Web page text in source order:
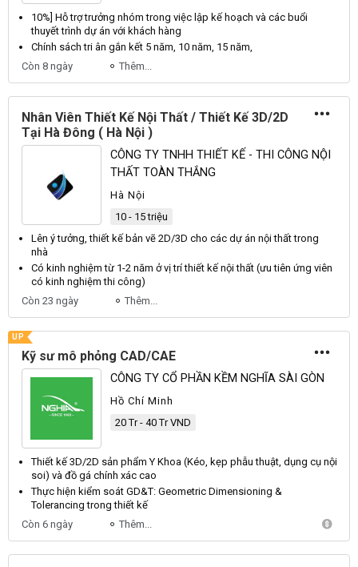
10%] Hỗ trợ trưởng nhóm trong việc lập kế hoạch và các buổi
thuyết trình dự án với khách hàng
Chính sách tri ân gắn kết 5 năm, 10 năm, 15 năm,
Còn 8 ngày
Thêm...
Nhân Viên Thiết Kế Nội Thất / Thiết Kế 3D/2D
Tại Hà Đông ( Hà Nội )
CÔNG TY TNHH THIẾT KẾ - THI CÔNG NỘI
THẤT TOÀN THẮNG
Hà Nội
10 - 15 triệu
Lên ý tưởng,thiết kế bản vẽ 2D/3D cho các dự án nội thất trong
nhà
Có kinh nghiệm từ 1-2 năm ở vị tríthiết kế nội thất (ưu tiên ứng viên
có kinh nghiệm thi công)
Còn 23 ngày
Thêm...
UP
Kỹ sư mô phỏng CAD/CAE
CÔNG TY CỔ PHẦN KỀM NGHĨA SÀI GÒN
Hồ Chí Minh
20 Tr - 40 Tr VND
Thiết kế 3D/2D sản phẩm Y Khoa (Kéo, kẹp phẫu thuật, dụng cụ nội
soi) và đồ gá chính xác cao
Thực hiện kiểm soát GD&T: Geometric Dimensioning &
Tolerancing trongthiết kế
Còn 6 ngày
Thêm...